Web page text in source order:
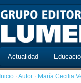
Actualidad
Inicio · Autor · María Cecilia